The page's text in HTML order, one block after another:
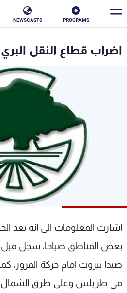
PROGRAMS
NEWSCASTS
اضراب قطاع النقل البري
اشارت المعلومات الى انه بعد
بعض المناطق صباحا، سجل
صيدا بيروت امام حركة
في طرابلس وعلى طرق
كأس العالم
شاهد البرامج
الترددات
الإنـتـاج
تواصل